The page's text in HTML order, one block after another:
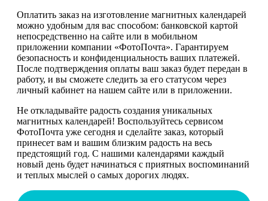
Оплатить заказ на изготовление магнитных календарей
можно удобным для вас способом: банковской картой
непосредственно на сайте или в мобильном
приложении компании «ФотоПочта». Гарантируем
безопасность и конфиденциальность ваших платежей.
После подтверждения оплаты ваш заказ будет передан в
работу, и вы сможете следить за его статусом через
личный кабинет на нашем сайте или в приложении.
Не откладывайте радость создания уникальных
магнитных календарей! Воспользуйтесь сервисом
ФотоПочта уже сегодня и сделайте заказ, который
принесет вам и вашим близким радость на весь
предстоящий год. С нашими календарями каждый
новый день будет начинаться с приятных воспоминаний
и теплых мыслей о самых дорогих людях.